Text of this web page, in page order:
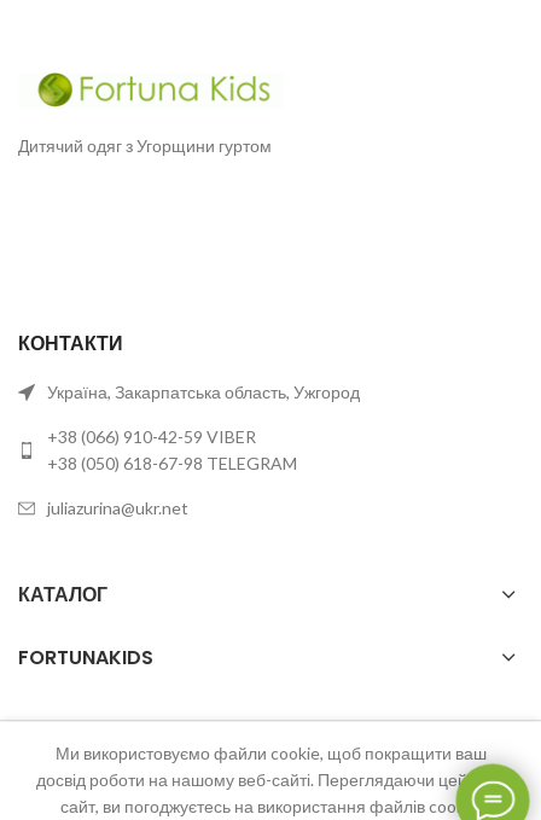
Дитячий одяг з Угорщини гуртом
КОНТАКТИ
Україна, Закарпатська область, Ужгород
+38 (066) 910-42-59 VIBER
+38 (050) 618-67-98 TELEGRAM
juliazurina@ukr.net
КАТАЛОГ
FORTUNAKIDS
2023 FortunaKids Всі права захищені.
Ми використовуємо файли cookie, щоб покращити ваш
досвід роботи на нашому веб-сайті. Переглядаючи цей веб-
сайт, ви погоджуєтесь на використання файлів cookie.